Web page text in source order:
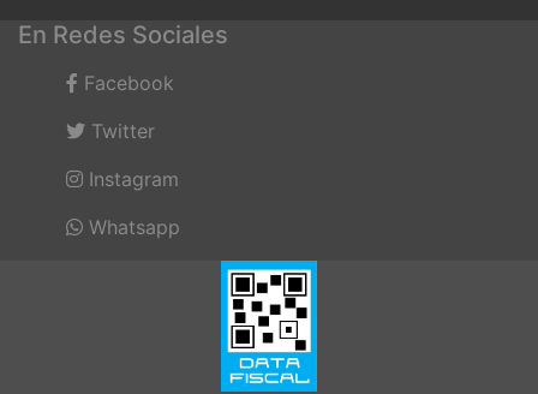
En Redes Sociales
Facebook
Twitter
Instagram
Whatsapp